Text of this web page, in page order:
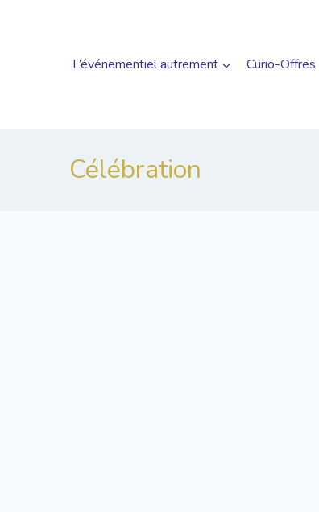
L’événementiel autrement
Curio-Offres
Célébration